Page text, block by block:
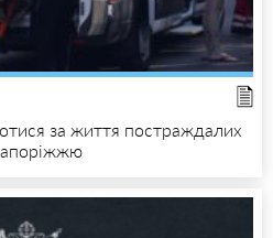
за життя постраждалих